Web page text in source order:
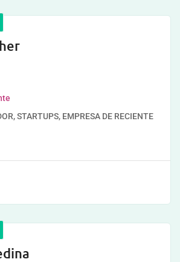
STARTUPS, EMPRESA DE RECIENTE